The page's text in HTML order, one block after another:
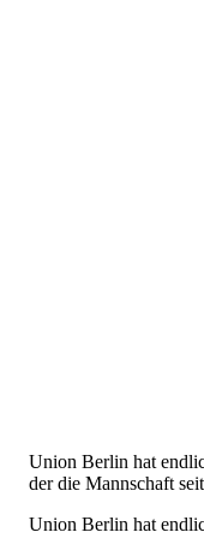
Union Berlin hat
der die Mannschaft
Union Berlin hat